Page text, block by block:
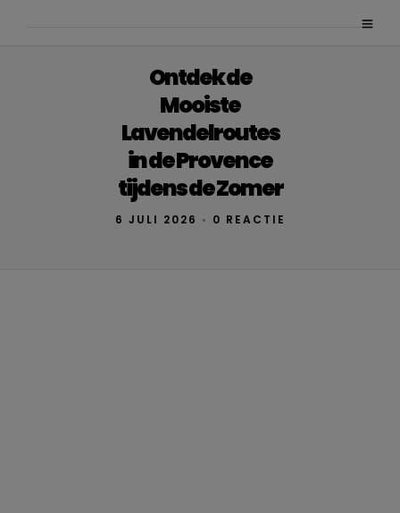
Ontdek de
Mooiste
Lavendelroutes
in de Provence
tijdens de Zomer
6 JULI 2026 • 0 REACTIE